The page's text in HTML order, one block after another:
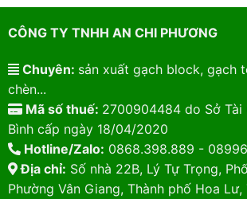
CÔNG TY TNHH AN CHI PHƯƠNG
Chuyên: sản xuất gạch block, gạch
chèn...
Mã số thuế: 2700904484 do Sở Tài
Bình cấp ngày 18/04/2020
Hotline/Zalo: 0868.398.889 -
Địa chỉ: Số nhà 22B, Lý Tự Trọng,
Phường Vân Giang, Thành phố Hoa Lư,